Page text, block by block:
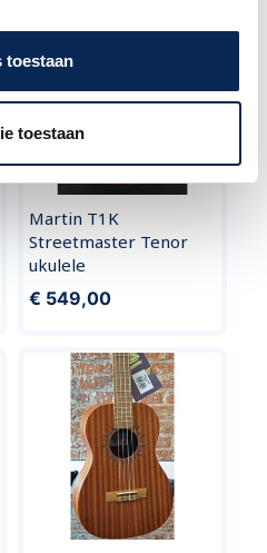
toestaan
toestaan
Martin T1K
Streetmaster Tenor
ukulele
€ 549,00